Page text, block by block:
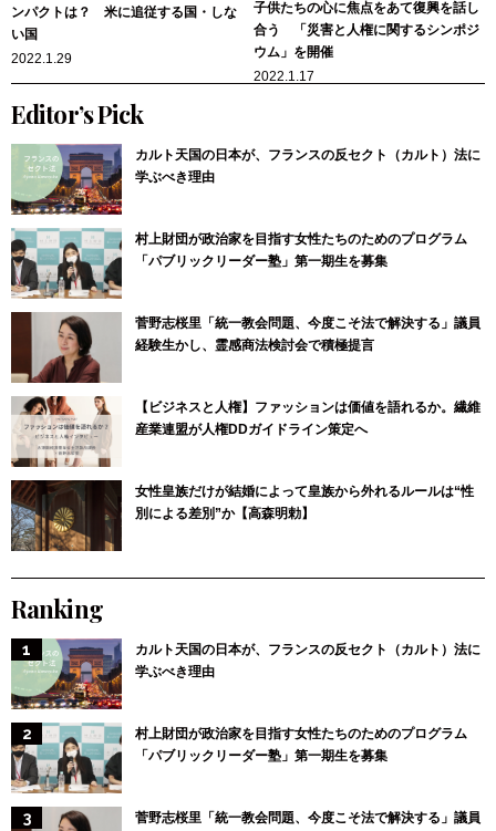
ンパクトは？ 米に追従する国・しな
い国
2022.1.29
子供たちの心に焦点をあて復興を話し
合う 「災害と人権に関するシンポジ
ウム」を開催
2022.1.17
Editor’s Pick
カルト天国の日本が、フランスの反セクト（カルト）法に
学ぶべき理由
村上財団が政治家を目指す女性たちのためのプログラム
「パブリックリーダー塾」第一期生を募集
菅野志桜里「統一教会問題、今度こそ法で解決する」議員
経験生かし、霊感商法検討会で積極提言
【ビジネスと人権】ファッションは価値を語れるか。繊維
産業連盟が人権DDガイドライン策定へ
女性皇族だけが結婚によって皇族から外れるルールは“性
別による差別”か【高森明勅】
Ranking
カルト天国の日本が、フランスの反セクト（カルト）法に
学ぶべき理由
村上財団が政治家を目指す女性たちのためのプログラム
「パブリックリーダー塾」第一期生を募集
菅野志桜里「統一教会問題、今度こそ法で解決する」議員